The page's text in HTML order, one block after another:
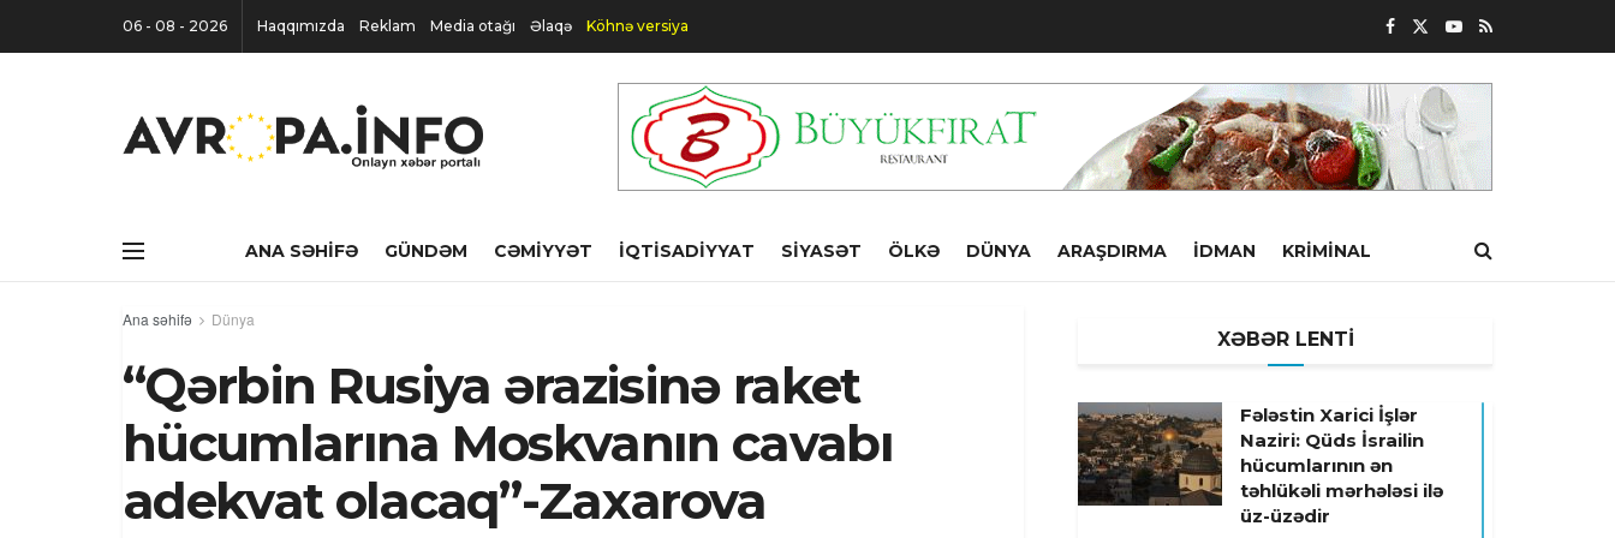
06 - 08 - 2026 Haqqımızda Reklam Media otağı Əlaqə Köhnə versiya
ANA SƏHIFƏ GÜNDƏM CƏMIYYƏT İQTISADIYYAT SIYASƏT ÖLKƏ DÜNYA ARAŞDIRMA İDMAN KRIMINAL
Ana səhifə Dünya
“Qərbin Rusiya ərazisinə raket
hücumlarına Moskvanın cavabı
adekvat olacaq”-Zaxarova
XƏBƏR LENTİ
Fələstin Xarici İşlər
Naziri: Qüds İsrailin
hücumlarının ən
təhlükəli mərhələsi ilə
üz-üzədir